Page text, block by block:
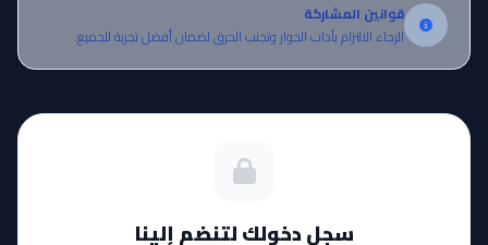
قوانين المشاركة
الرجاء الالتزام بآداب الحوار وتجنب الحرق لضمان أفضل تجربة للجميع.
سجل دخولك لتنضم إلينا